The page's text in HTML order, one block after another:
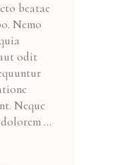
beatae
Nemo
odit
Neque